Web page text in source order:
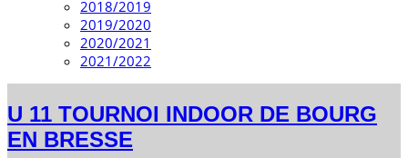
2018/2019
2019/2020
2020/2021
2021/2022
U 11 TOURNOI INDOOR DE BOURG
EN BRESSE